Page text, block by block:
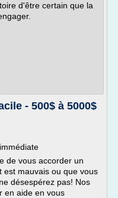
d'être certain que la
- 500$ à 5000$
de vous accorder un
est mauvais ou que vous
désespérez pas! Nos
en aide en vous